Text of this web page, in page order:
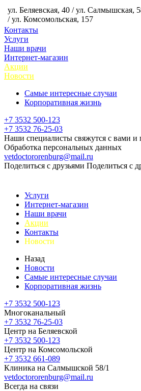
ул. Беляевская, 40 / ул. Салмышская,
/ ул. Комсомольская, 157
Контакты
Услуги
Наши врачи
Интернет-магазин
Акции
Новости
Самые интересные случаи
Корпоративная жизнь
+7 3532 500-123
+7 3532 76-25-03
Наши специалисты свяжутся с вами и
Обработка персональных данных
vetdoctororenburg@mail.ru
Поделиться с друзьями Поделиться с
Услуги
Интернет-магазин
Наши врачи
Акции
Контакты
Новости
Назад
Новости
Самые интересные случаи
Корпоративная жизнь
+7 3532 500-123
Многоканальный
+7 3532 76-25-03
Центр на Беляевской
+7 3532 500-123
Центр на Комсомольской
+7 3532 661-089
Клиника на Салмышской 58/1
vetdoctororenburg@mail.ru
Всегда на связи